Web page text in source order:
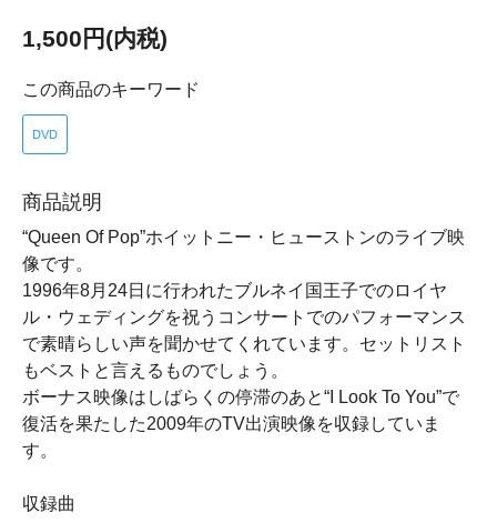
1,500円(内税)
この商品のキーワード
DVD
商品説明
“Queen Of Pop”ホイットニー・ヒューストンのライブ映
像です。
1996年8月24日に行われたブルネイ国王子でのロイヤ
ル・ウェディングを祝うコンサートでのパフォーマンス
で素晴らしい声を聞かせてくれています。セットリスト
もベストと言えるものでしょう。
ボーナス映像はしばらくの停滞のあと“I Look To You”で
復活を果たした2009年のTV出演映像を収録していま
す。
収録曲